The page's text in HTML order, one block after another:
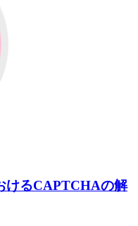
けるCAPTCHAの解